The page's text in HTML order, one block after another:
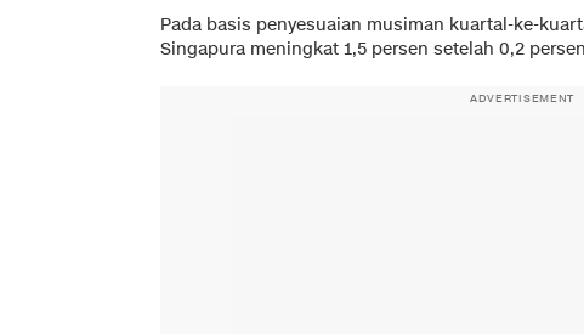
Pada basis penyesuaian musiman kuartal-ke-
Singapura meningkat 1,5 persen setelah 0,2
ADVERTISEMENT